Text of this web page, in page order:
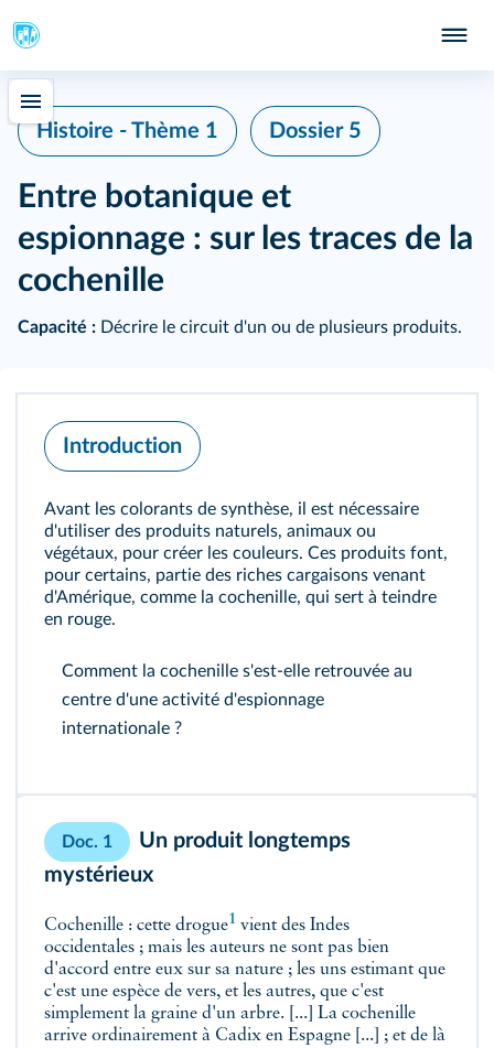
Histoire - Thème 1 Dossier 5
Entre botanique et
espionnage : sur les traces de la
cochenille
Capacité : Décrire le circuit d'un ou de plusieurs produits.
Introduction
Avant les colorants de synthèse, il est nécessaire
d'utiliser des produits naturels, animaux ou
végétaux, pour créer les couleurs. Ces produits font,
pour certains, partie des riches cargaisons venant
d'Amérique, comme la cochenille, qui sert à teindre
en rouge.
Comment la cochenille s'est-elle retrouvée au
centre d'une activité d'espionnage
internationale ?
Doc. 1
Un produit longtemps
mystérieux
Cochenille : cette drogue1 vient des Indes
occidentales ; mais les auteurs ne sont pas bien
d'accord entre eux sur sa nature ; les uns estimant que
c'est une espèce de vers, et les autres, que c'est
simplement la graine d'un arbre. [...] La cochenille
arrive ordinairement à Cadix en Espagne [...] ; et de là